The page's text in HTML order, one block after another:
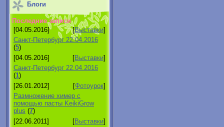
Блоги
Последние записи
[04.05.2016]
[Выставки]
Санкт-Петербург 22.04.2016
(5)
[04.05.2016]
[Выставки]
Санкт-Петербург 22.04.2016
(1)
[26.01.2012]
[Фотоурок]
Размножение химер с
помощью пасты KeikiGrow
plus (7)
[22.06.2011]
[Выставки]